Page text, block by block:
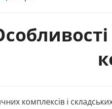
комплексів і